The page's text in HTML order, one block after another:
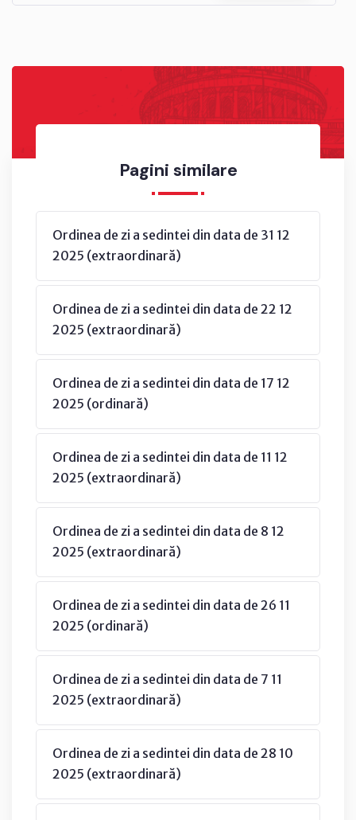
Pagini similare
Ordinea de zi a sedintei din data de 31 12
2025 (extraordinară)
Ordinea de zi a sedintei din data de 22 12
2025 (extraordinară)
Ordinea de zi a sedintei din data de 17 12
2025 (ordinară)
Ordinea de zi a sedintei din data de 11 12
2025 (extraordinară)
Ordinea de zi a sedintei din data de 8 12
2025 (extraordinară)
Ordinea de zi a sedintei din data de 26 11
2025 (ordinară)
Ordinea de zi a sedintei din data de 7 11
2025 (extraordinară)
Ordinea de zi a sedintei din data de 28 10
2025 (extraordinară)